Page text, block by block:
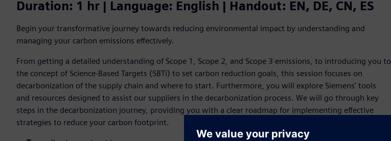
Duration: 1 hr | Language: English | Handout: EN, DE, CN, ES
Begin your transformative journey towards reducing environmental impact by understanding and
managing your carbon emissions effectively.
From getting a detailed understanding of Scope 1, Scope 2, and Scope 3 emissions, to introducing you to
the concept of Science-Based Targets (SBTi) to set carbon reduction goals, this session focuses on
decarbonization of the supply chain and where to start. Furthermore, you will explore Siemens' tools
and resources designed to assist our suppliers in the decarbonization process. We will go through key
steps in the decarbonization journey, providing you with a clear roadmap for implementing effective
strategies to reduce your carbon footprint.